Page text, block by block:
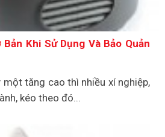
Khi Sử Dụng Và Bảo Quản
tăng cao thì nhiều xí nghiệp,
kéo theo đó...